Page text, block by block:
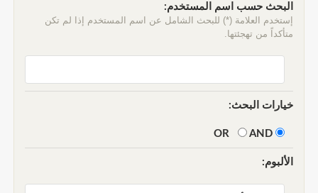
البحث حسب اسم المستخدم:
إستخدم العلامة (*) للبحث الشامل عن اسم المستخدم إذا لم تكن
متأكداً من تهجئتها.
خيارات البحث:
AND
الألبوم: